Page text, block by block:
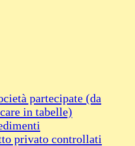
partecipate (da
in tabelle)
privato controllati